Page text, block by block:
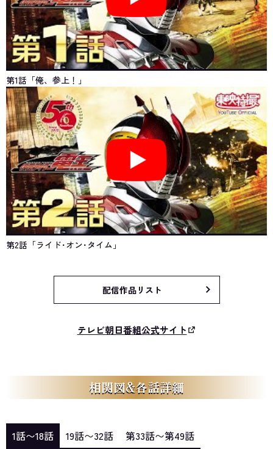
第1話「俺、参上！」
第2話「ライド･オン･タイム」
配信作品リスト
テレビ朝日番組公式サイト
相関図&各話詳細
1話〜18話 19話〜32話 第33話〜第49話